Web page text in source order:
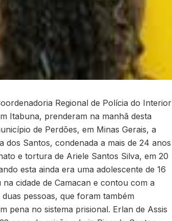
Regional de Polícia do Interior
Itabuna, prenderam na manhã desta
de Perdões, em Minas Gerais, a
dos Santos, condenada a mais de 24 anos
e tortura de Ariele Santos Silva, em 20
esta ainda era uma adolescente de 16
cidade de Camacan e contou com a
pessoas, que foram também
pena no sistema prisional. Erlan de Assis